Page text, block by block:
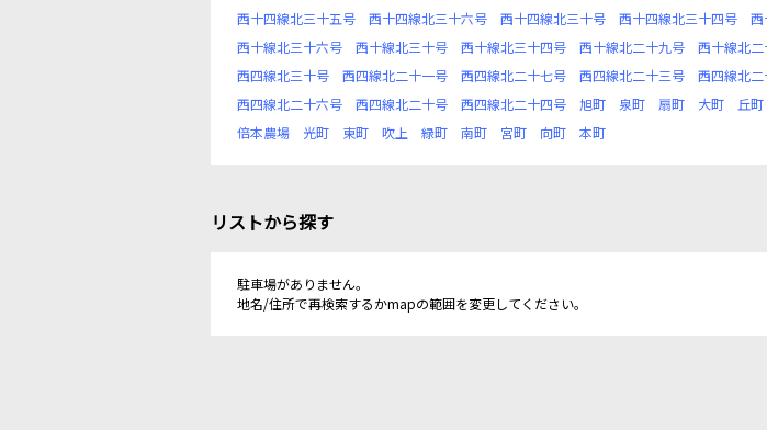
西十四線北三十五号
西十四線北三十六号 西十四線北三十号 西十四線北三十四号 西
西十線北三十六号
西十線北三十号 西十線北三十四号 西十線北二十九号 西十線北
西四線北三十号
西四線北二十一号 西四線北二十七号 西四線北二十三号 西四線北
西四線北二十六号
西四線北二十号 西四線北二十四号 旭町 泉町 扇町 大町 丘町
倍本農場
光町 東町 吹上 緑町 南町 宮町 向町 本町
リストから探す
駐車場がありません。
地名/住所で再検索するかmapの範囲を変更してください。